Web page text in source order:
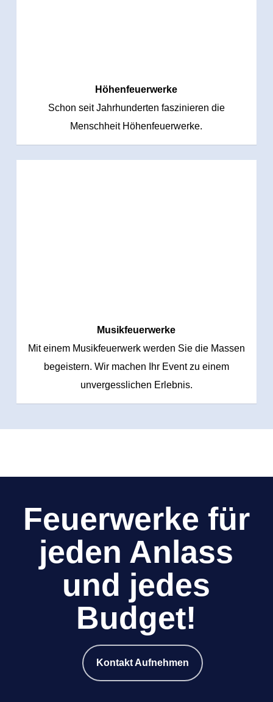
Höhenfeuerwerke
Schon seit Jahrhunderten faszinieren die
Menschheit Höhenfeuerwerke.
Musikfeuerwerke
Mit einem Musikfeuerwerk werden Sie die Massen
begeistern. Wir machen Ihr Event zu einem
unvergesslichen Erlebnis.
Feuerwerke für
jeden Anlass
und jedes
Budget!
Kontakt Aufnehmen